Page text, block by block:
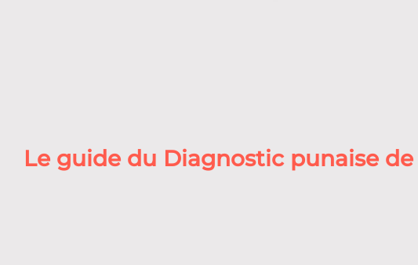
Le guide du Diagnostic punaise